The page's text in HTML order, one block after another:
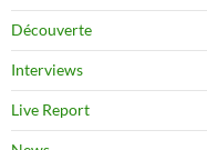
Découverte
Interviews
Live Report